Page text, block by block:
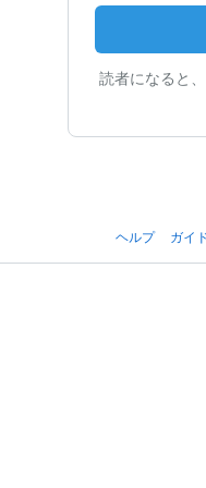
読者になると
ヘルプ
ガイ